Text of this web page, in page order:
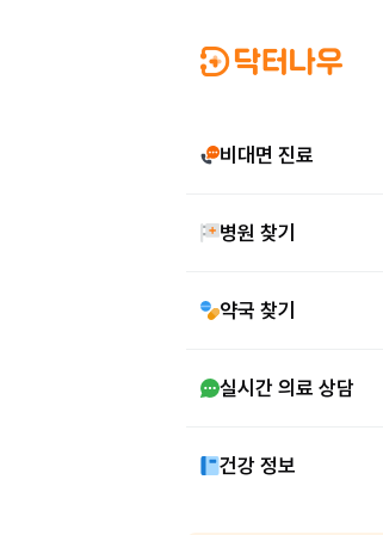
비대면 진료
병원 찾기
약국 찾기
실시간 의료 상담
건강 정보